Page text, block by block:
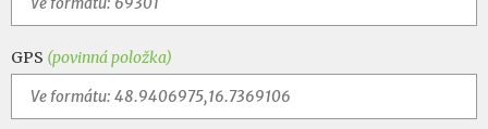
GPS (povinná položka)